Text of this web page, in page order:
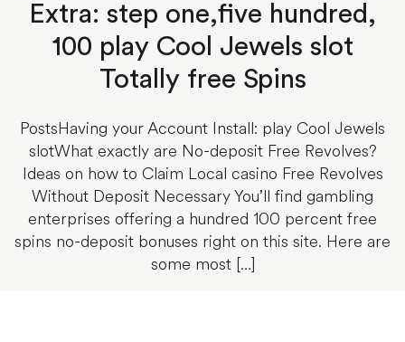
Extra: step one,five hundred,
100 play Cool Jewels slot
Totally free Spins
PostsHaving your Account Install: play Cool Jewels
slotWhat exactly are No-deposit Free Revolves?
Ideas on how to Claim Local casino Free Revolves
Without Deposit Necessary You’ll find gambling
enterprises offering a hundred 100 percent free
spins no-deposit bonuses right on this site. Here are
some most […]